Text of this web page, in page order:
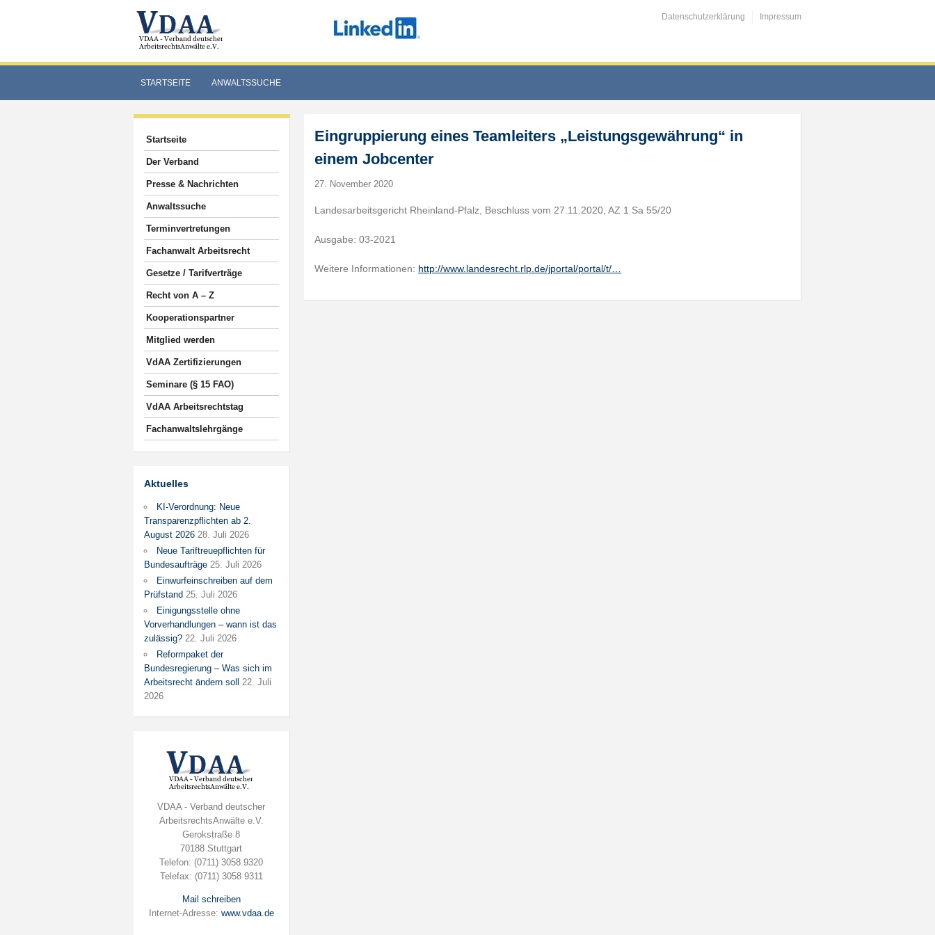
Datenschutzerklärung Impressum
STARTSEITE ANWALTSSUCHE
Startseite
Der Verband
Presse & Nachrichten
Anwaltssuche
Terminvertretungen
Fachanwalt Arbeitsrecht
Gesetze / Tarifverträge
Recht von A – Z
Kooperationspartner
Mitglied werden
VdAA Zertifizierungen
Seminare (§ 15 FAO)
VdAA Arbeitsrechtstag
Fachanwaltslehrgänge
Aktuelles
KI-Verordnung: Neue
Transparenzpflichten ab 2.
August 2026 28. Juli 2026
Neue Tariftreuepflichten für
Bundesaufträge 25. Juli 2026
Einwurfeinschreiben auf dem
Prüfstand 25. Juli 2026
Einigungsstelle ohne
Vorverhandlungen – wann ist das
zulässig? 22. Juli 2026
Reformpaket der
Bundesregierung – Was sich im
Arbeitsrecht ändern soll
22. Juli
2026
VDAA - Verband deutscher
ArbeitsrechtsAnwälte e.V.
Gerokstraße 8
70188 Stuttgart
Telefon: (0711) 3058 9320
Telefax: (0711) 3058 9311
Mail schreiben
Internet-Adresse: www.vdaa.de
Eingruppierung eines Teamleiters „Leistungsgewährung“ in
einem Jobcenter
27. November 2020
Landesarbeitsgericht Rheinland-Pfalz, Beschluss vom 27.11.2020, AZ 1 Sa 55/20
Ausgabe: 03-2021
Weitere Informationen: http://www.landesrecht.rlp.de/jportal/portal/t/…